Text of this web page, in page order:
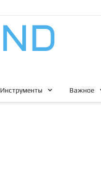
Инструменты Важное